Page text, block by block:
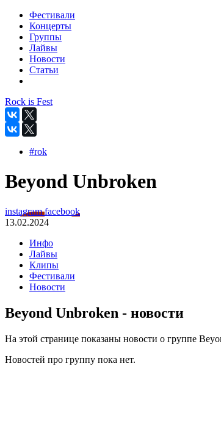
Фестивали
Концерты
Группы
Лайвы
Новости
Статьи
Rock is Fest
#rok
Beyond Unbroken
instagramfacebook
13.02.2024
Инфо
Лайвы
Клипы
Фестивали
Новости
Beyond Unbroken - новости
На этой странице показаны новости о группе
Новостей про группу пока нет.